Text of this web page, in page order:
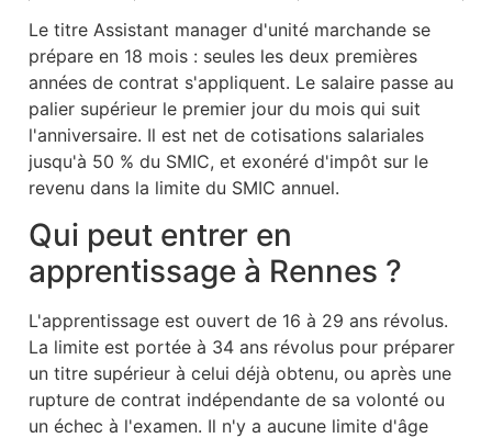
Le titre Assistant manager d'unité marchande se
prépare en 18 mois : seules les deux premières
années de contrat s'appliquent. Le salaire passe au
palier supérieur le premier jour du mois qui suit
l'anniversaire. Il est net de cotisations salariales
jusqu'à 50 % du SMIC, et exonéré d'impôt sur le
revenu dans la limite du SMIC annuel.
Qui peut entrer en
apprentissage à Rennes ?
L'apprentissage est ouvert de 16 à 29 ans révolus.
La limite est portée à 34 ans révolus pour préparer
un titre supérieur à celui déjà obtenu, ou après une
rupture de contrat indépendante de sa volonté ou
un échec à l'examen. Il n'y a aucune limite d'âge